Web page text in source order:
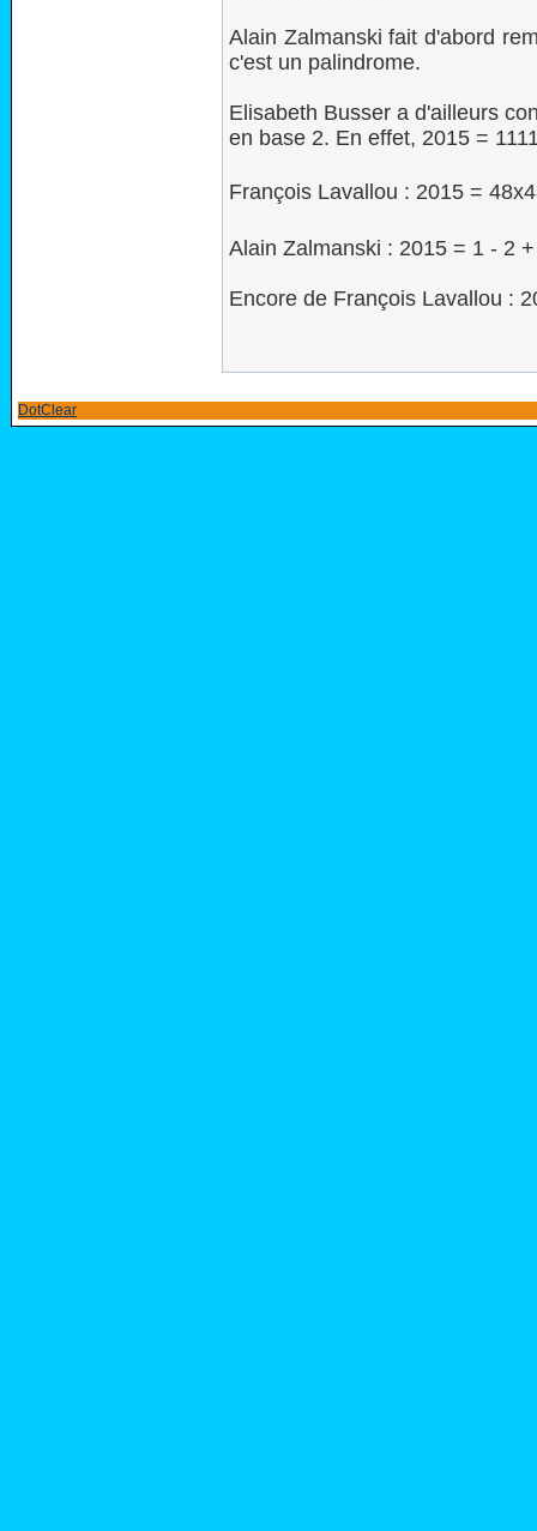
Alain Zalmanski fait d'abord
c'est un palindrome.
Elisabeth Busser a d'ailleurs
en base 2. En effet, 2015 =
François Lavallou : 2015 =
Alain Zalmanski : 2015 = 1 - 2
Encore de François Lavallou :
DotClear